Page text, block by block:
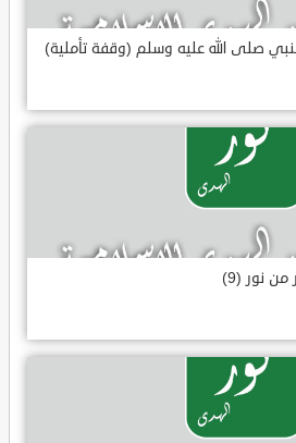
صلى الله عليه وسلم (وقفة تأملية)
نور (9)